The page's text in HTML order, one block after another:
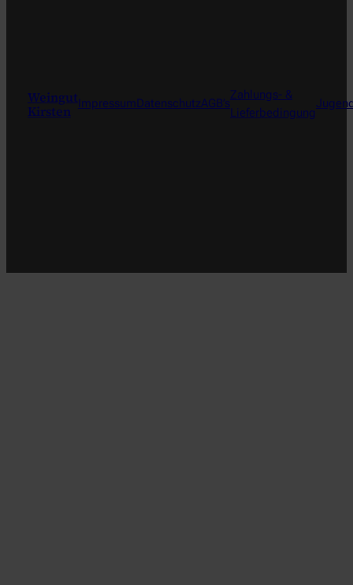
Weingut
Kirsten Impressum DatenschutzAGB’s
Zahlungs- &
Lieferbedingung